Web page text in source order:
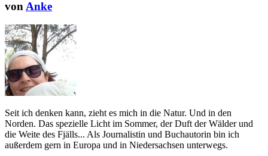
von Anke
Seit ich denken kann, zieht es mich in die Natur. Und in den
Norden. Das spezielle Licht im Sommer, der Duft der Wälder und
die Weite des Fjälls... Als Journalistin und Buchautorin bin ich
außerdem gern in Europa und in Niedersachsen unterwegs.